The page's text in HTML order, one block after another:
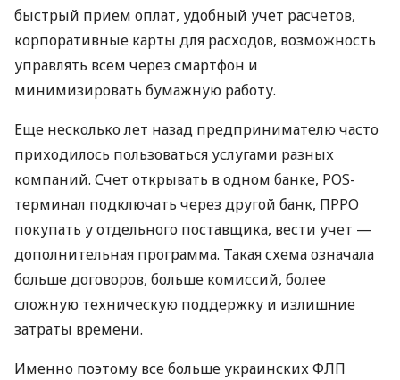
быстрый прием оплат, удобный учет расчетов,
корпоративные карты для расходов, возможность
управлять всем через смартфон и
минимизировать бумажную работу.
Еще несколько лет назад предпринимателю часто
приходилось пользоваться услугами разных
компаний. Счет открывать в одном банке, POS-
терминал подключать через другой банк, ПРРО
покупать у отдельного поставщика, вести учет —
дополнительная программа. Такая схема означала
больше договоров, больше комиссий, более
сложную техническую поддержку и излишние
затраты времени.
Именно поэтому все больше украинских ФЛП